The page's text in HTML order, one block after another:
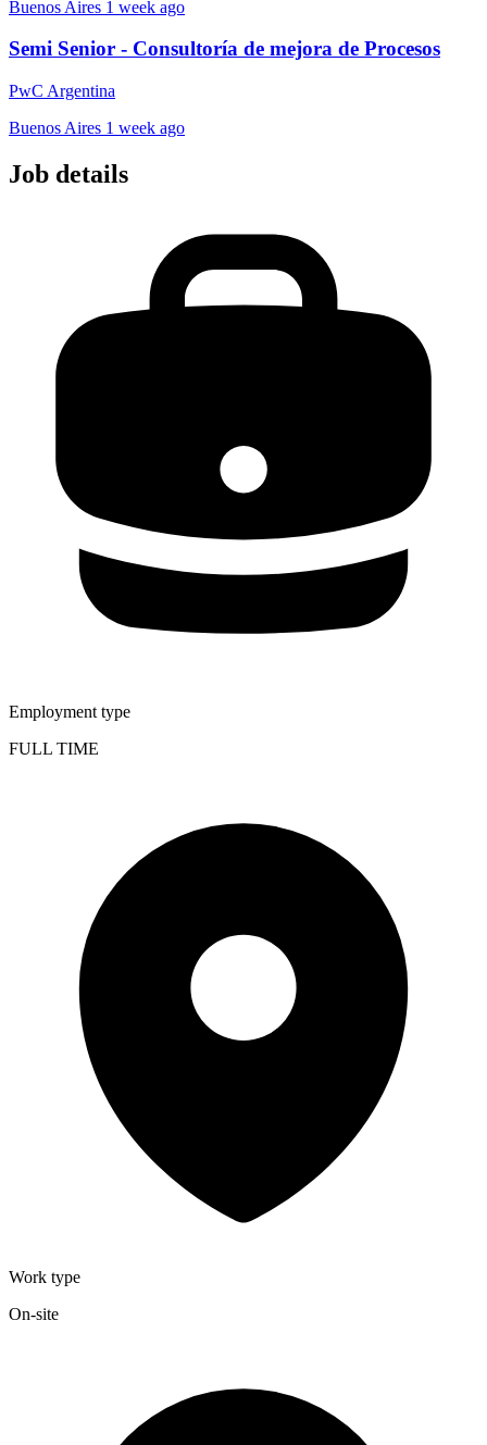
Buenos Aires 1 week ago
Semi Senior - Consultoría de mejora de Procesos
PwC Argentina
Buenos Aires 1 week ago
Job details
Employment type
FULL TIME
Work type
On-site